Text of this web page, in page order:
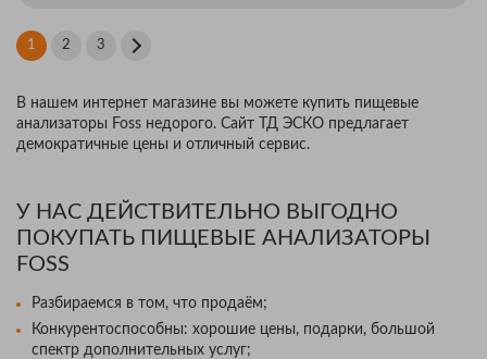
1 2 3
В нашем интернет магазине вы можете купить пищевые
анализаторы Foss недорого. Сайт ТД ЭСКО предлагает
демократичные цены и отличный сервис.
У НАС ДЕЙСТВИТЕЛЬНО ВЫГОДНО
ПОКУПАТЬ ПИЩЕВЫЕ АНАЛИЗАТОРЫ
FOSS
Разбираемся в том, что продаём;
Конкурентоспособны: хорошие цены, подарки, большой
спектр дополнительных услуг;